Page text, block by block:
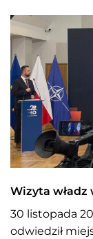
Wizyta władz
30 listopada
odwiedził